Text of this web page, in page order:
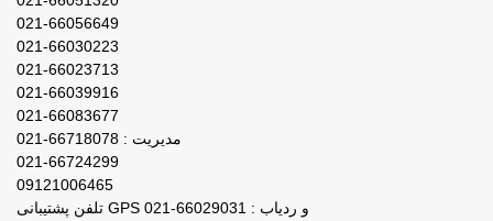
021-66056649
021-66030223
021-66023713
021-66039916
021-66083677
مدیریت : 66718078-021
021-66724299
09121006465
تلفن پشتیبانی GPS و ردیاب : 66029031-021